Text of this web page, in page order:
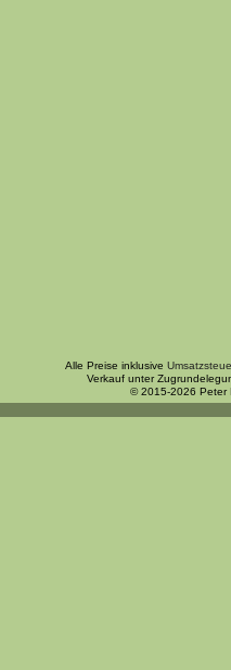
Alle Preise inklusive
Verkauf unter
© 2015-2026 Peter